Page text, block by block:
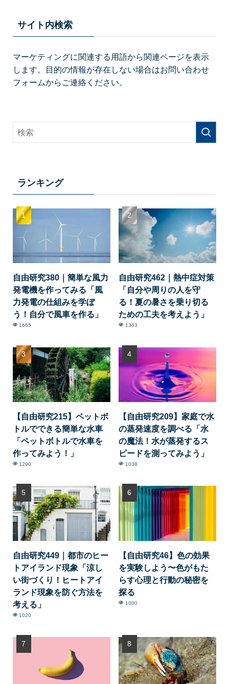
サイト内検索
マーケティングに関連する用語から関連ページを表示
します。目的の情報が存在しない場合はお問い合わせ
フォームからご連絡ください。
ランキング
自由研究380｜簡単な風力
発電機を作ってみる「風
力発電の仕組みを学ぼ
う！自分で風車を作る」
1665
自由研究462｜熱中症対策
「自分や周りの人を守
る！夏の暑さを乗り切る
ための工夫を考えよう」
1363
【自由研究215】ペットボ
トルでできる簡単な水車
「ペットボトルで水車を
作ってみよう！」
1290
【自由研究209】家庭で水
の蒸発速度を調べる「水
の魔法！水が蒸発するス
ピードを測ってみよう」
1038
自由研究449｜都市のヒー
トアイランド現象「涼し
い街づくり！ヒートアイ
ランド現象を防ぐ方法を
考える」
1020
【自由研究46】色の効果
を実験しよう〜色がもた
らす心理と行動の秘密を
探る
1000